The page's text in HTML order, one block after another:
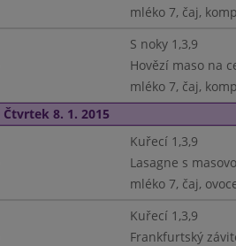
mléko 7, čaj,
S noky 1,3,9
Hovězí maso na
mléko 7, čaj,
Čtvrtek 8. 1. 2015
Kuřecí 1,3,9
Lasagne s
mléko 7, čaj,
Kuřecí 1,3,9
Frankfurtský